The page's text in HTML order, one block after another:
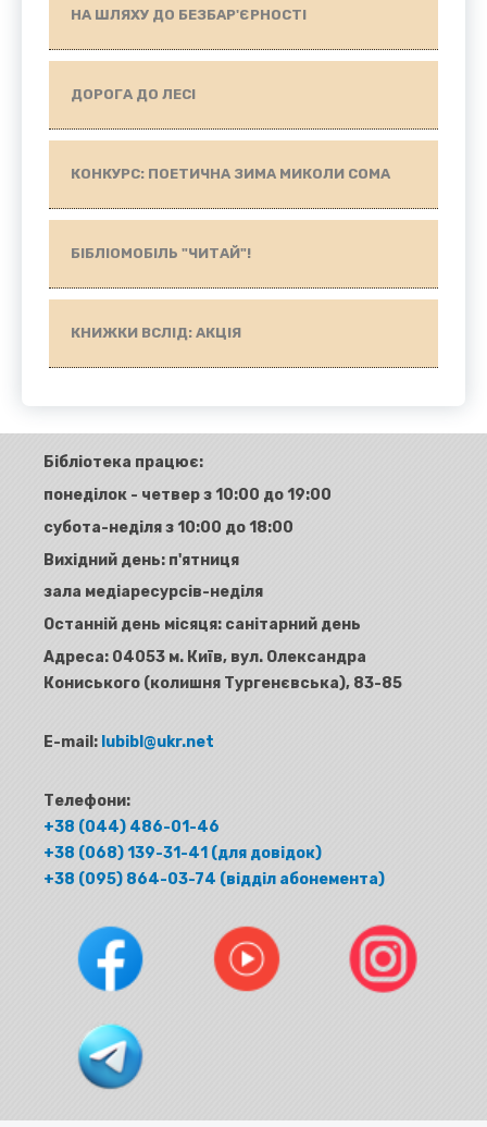
НА ШЛЯХУ ДО БЕЗБАР'ЄРНОСТІ
ДОРОГА ДО ЛЕСІ
КОНКУРС: ПОЕТИЧНА ЗИМА МИКОЛИ СОМА
БІБЛІОМОБІЛЬ "ЧИТАЙ"!
КНИЖКИ ВСЛІД: АКЦІЯ
Бібліотека працює:
понеділок - четвер з 10:00 до 19:00
субота-неділя з 10:00 до 18:00
Вихідний день: п'ятниця
зала медіаресурсів-неділя
Останній день місяця: санітарний день
Адреса: 04053 м. Київ, вул. Олександра
Кониського (колишня Тургенєвська), 83-85
E-mail: lubibl@ukr.net
Телефони:
+38 (044) 486-01-46
+38 (068) 139-31-41 (для довідок)
+38 (095) 864-03-74 (відділ абонемента)